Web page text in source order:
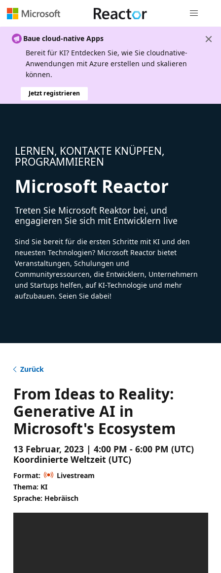
Baue cloud-native Apps
Bereit für KI? Entdecken Sie, wie Sie cloudnative-
Anwendungen mit Azure erstellen und skalieren
können.
Jetzt registrieren
LERNEN, KONTAKTE KNÜPFEN,
PROGRAMMIEREN
Microsoft Reactor
Treten Sie Microsoft Reaktor bei, und
engagieren Sie sich mit Entwicklern live
Sind Sie bereit für die ersten Schritte mit KI und den
neuesten Technologien? Microsoft Reactor bietet
Veranstaltungen, Schulungen und
Communityressourcen, die Entwicklern, Unternehmern
und Startups helfen, auf KI-Technologie und mehr
aufzubauen. Seien Sie dabei!
Zurück
From Ideas to Reality:
Generative AI in
Microsoft's Ecosystem
13 Februar, 2023 | 4:00 PM - 6:00 PM (UTC)
Koordinierte Weltzeit (UTC)
Format:
Livestream
Thema: KI
Sprache: Hebräisch